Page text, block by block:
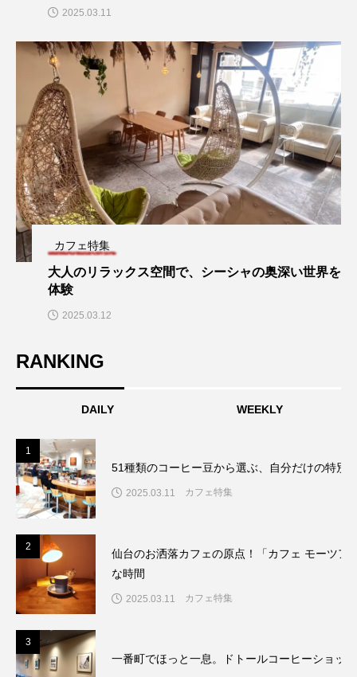
2025.03.11
カフェ特集
大人のリラックス空間で、シーシャの奥深い世界を
体験
2025.03.12
RANKING
DAILY WEEKLY
1
51種類のコーヒー豆から選ぶ、自分だけの特別
2025.03.11 カフェ特集
2
仙台のお洒落カフェの原点！「カフェ モーツア
な時間
2025.03.11 カフェ特集
3
一番町でほっと一息。ドトールコーヒーショッ